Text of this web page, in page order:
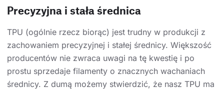
Precyzyjna i stała średnica
TPU (ogólnie rzecz biorąc) jest trudny w produkcji z
zachowaniem precyzyjnej i stałej średnicy. Większość
producentów nie zwraca uwagi na tę kwestię i po
prostu sprzedaje filamenty o znacznych wachaniach
średnicy. Z dumą możemy stwierdzić, że nasz TPU ma